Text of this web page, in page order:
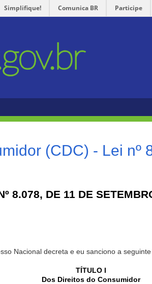
Simplifique! Comunica BR Participe
(CDC) - Lei nº
8.078, DE 11 DE
Nacional decreta e eu sanciono a seguinte
TÍTULO I
Dos Direitos do Consumidor